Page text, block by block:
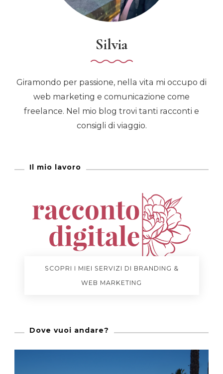
Silvia
Giramondo per passione, nella vita mi occupo di
web marketing e comunicazione come
freelance. Nel mio blog trovi tanti racconti e
consigli di viaggio.
Il mio lavoro
SCOPRI I MIEI SERVIZI DI BRANDING &
WEB MARKETING
Dove vuoi andare?